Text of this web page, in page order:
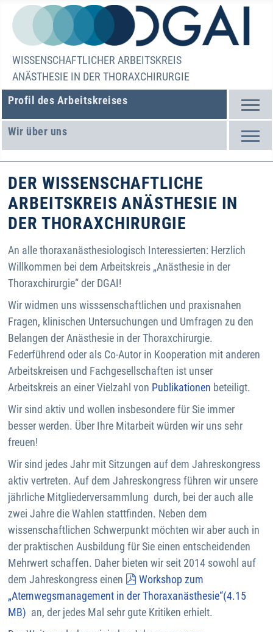
WISSENSCHAFTLICHER ARBEITSKREIS
ANÄSTHESIE IN DER THORAXCHIRURGIE
Profil des Arbeitskreises
Wir über uns
DER WISSENSCHAFTLICHE
ARBEITSKREIS ANÄSTHESIE IN
DER THORAXCHIRURGIE
An alle thoraxanästhesiologisch Interessierten: Herzlich
Willkommen bei dem Arbeitskreis „Anästhesie in der
Thoraxchirurgie“ der DGAI!
Wir widmen uns wisssenschaftlichen und praxisnahen
Fragen, klinischen Untersuchungen und Umfragen zu den
Belangen der Anästhesie in der Thoraxchirurgie.
Federführend oder als Co-Autor in Kooperation mit anderen
Arbeitskreisen und Fachgesellschaften ist unser
Arbeitskreis an einer Vielzahl von Publikationen beteiligt.
Wir sind aktiv und wollen insbesondere für Sie immer
besser werden. Über Ihre Mitarbeit würden wir uns sehr
freuen!
Wir sind jedes Jahr mit Sitzungen auf dem Jahreskongress
aktiv vertreten. Auf dem Jahreskongress führen wir unsere
jährliche Mitgliederversammlung durch, bei der auch alle
zwei Jahre die Wahlen stattfinden. Neben dem
wissenschaftlichen Schwerpunkt möchten wir aber auch in
der praktischen Ausbildung für Sie einen entscheidenden
Mehrwert schaffen. Daher bieten wir seit 2014 sowohl auf
dem Jahreskongress einen
pdf
Workshop zum
„Atemwegsmanagement in der Thoraxanästhesie“(4.15
MB) an, der jedes Mal sehr gute Kritiken erhielt.